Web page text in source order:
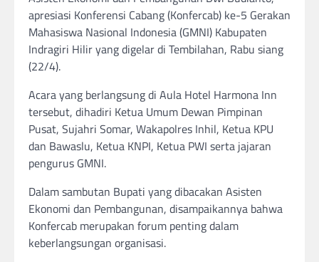
apresiasi Konferensi Cabang (Konfercab) ke-5 Gerakan
Mahasiswa Nasional Indonesia (GMNI) Kabupaten
Indragiri Hilir yang digelar di Tembilahan, Rabu siang
(22/4).
Acara yang berlangsung di Aula Hotel Harmona Inn
tersebut, dihadiri Ketua Umum Dewan Pimpinan
Pusat, Sujahri Somar, Wakapolres Inhil, Ketua KPU
dan Bawaslu, Ketua KNPI, Ketua PWI serta jajaran
pengurus GMNI.
Dalam sambutan Bupati yang dibacakan Asisten
Ekonomi dan Pembangunan, disampaikannya bahwa
Konfercab merupakan forum penting dalam
keberlangsungan organisasi.